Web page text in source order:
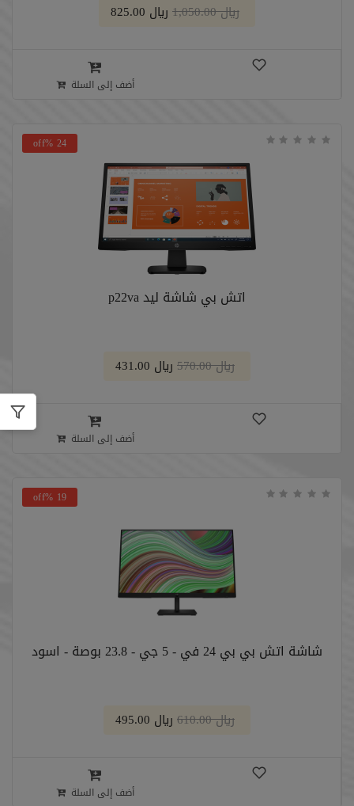
﷼ 1,050.00 ﷼ 825.00
أضف إلى السلة
24 %off
اتش بي شاشة ليد p22va
﷼ 570.00 ﷼ 431.00
أضف إلى السلة
19 %off
شاشة اتش بي بي 24 في - 5 جي - 23.8 بوصة - اسود
﷼ 610.00 ﷼ 495.00
أضف إلى السلة